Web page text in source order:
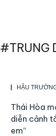
#TRUNG
HẬU
Thái Hòa
diễn cảnh
em”